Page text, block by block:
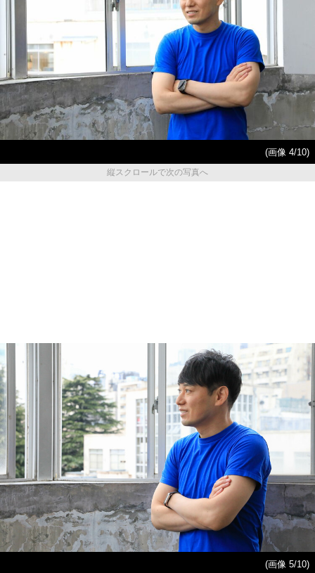
(画像 4/10)
縦スクロールで次の写真へ
(画像 5/10)